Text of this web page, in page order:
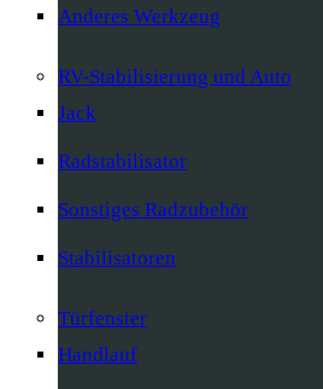
Anderes Werkzeug
RV-Stabilisierung und Auto
Jack
Radstabilisator
Sonstiges Radzubehör
Stabilisatoren
Türfenster
Handlauf